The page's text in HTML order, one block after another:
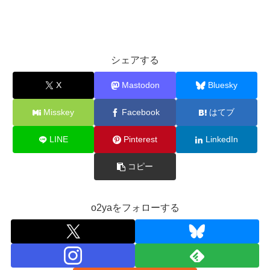
シェアする
X Mastodon Bluesky
Misskey Facebook はてブ
LINE Pinterest LinkedIn
コピー
o2yaをフォローする